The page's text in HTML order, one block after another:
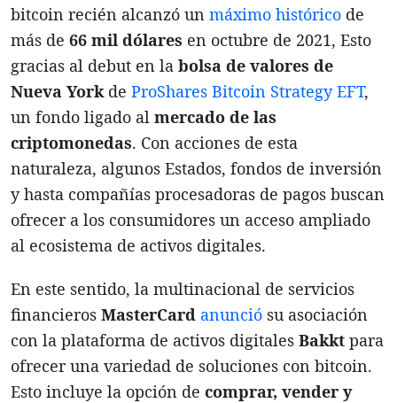
bitcoin recién alcanzó un máximo histórico de
más de 66 mil dólares en octubre de 2021, Esto
gracias al debut en la bolsa de valores de
Nueva York de ProShares Bitcoin Strategy EFT,
un fondo ligado al mercado de las
criptomonedas. Con acciones de esta
naturaleza, algunos Estados, fondos de inversión
y hasta compañías procesadoras de pagos buscan
ofrecer a los consumidores un acceso ampliado
al ecosistema de activos digitales.
En este sentido, la multinacional de servicios
financieros MasterCard anunció su asociación
con la plataforma de activos digitales Bakkt para
ofrecer una variedad de soluciones con bitcoin.
Esto incluye la opción de comprar, vender y